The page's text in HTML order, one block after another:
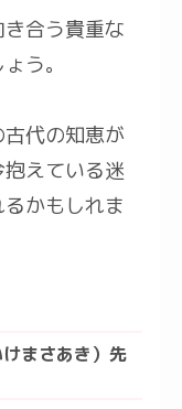
合う貴重な
う。
代の知恵が
えている迷
かもしれま
まさあき）先